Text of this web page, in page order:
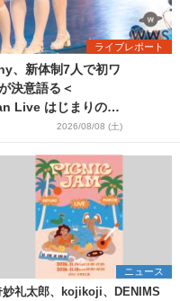
ライブレポート
、新体制7人で初ワ
決意語る＜
Live はじまりの夏
2026/08/08 (土)
ニュース
妙礼太郎、kojikoji、DENIMS